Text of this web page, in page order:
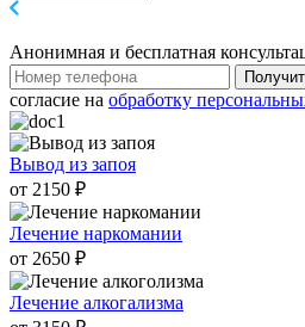
Анонимная и бесплатная
согласие на обработку
Вывод из запоя
от 2150 ₽
Лечение наркомании
от 2650 ₽
Лечение алкогализма